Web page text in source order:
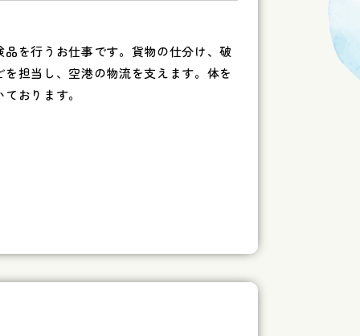
を行うお仕事です。貨物の仕分け、破
担当し、空港の物流を支えます。体を
おります。